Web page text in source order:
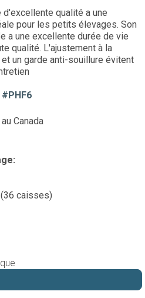
qualité a une
pour les petits élevages. Son
a une excellente durée de vie
qualité. L'ajustement à la
un garde anti-souillure évitent
#PHF6
Canada
caisses)